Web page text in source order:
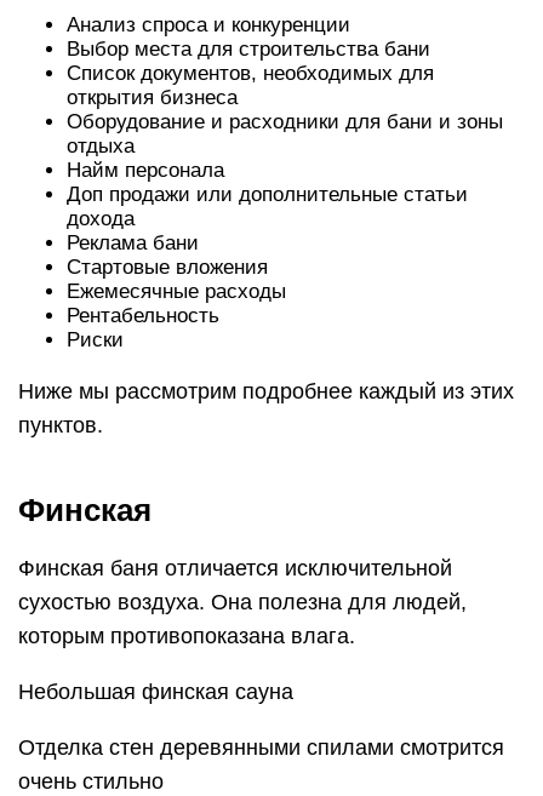
Анализ спроса и конкуренции
Выбор места для строительства бани
Список документов, необходимых для
открытия бизнеса
Оборудование и расходники для бани и зоны
отдыха
Найм персонала
Доп продажи или дополнительные статьи
дохода
Реклама бани
Стартовые вложения
Ежемесячные расходы
Рентабельность
Риски
Ниже мы рассмотрим подробнее каждый из этих
пунктов.
Финская
Финская баня отличается исключительной
сухостью воздуха. Она полезна для людей,
которым противопоказана влага.
Небольшая финская сауна
Отделка стен деревянными спилами смотрится
очень стильно